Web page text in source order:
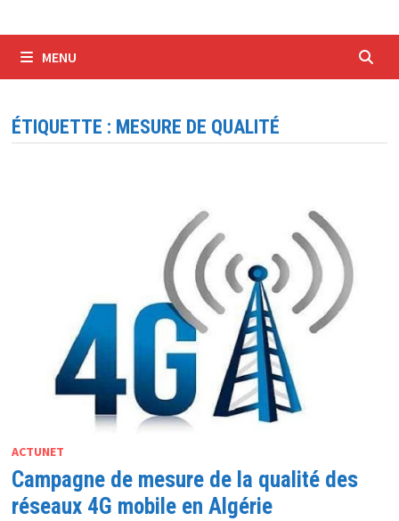
MENU
ÉTIQUETTE : MESURE DE QUALITÉ
ACTUNET
Campagne de mesure de la qualité des
réseaux 4G mobile en Algérie